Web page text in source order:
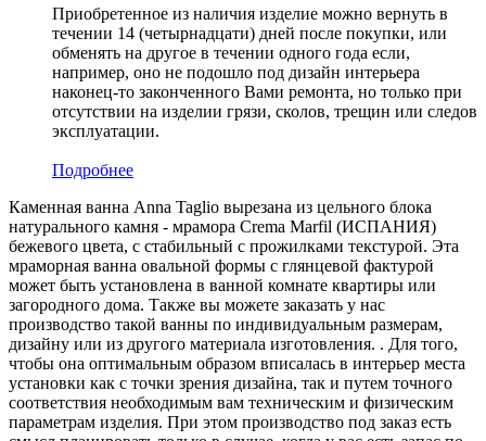
Приобретенное из наличия изделие можно вернуть в
течении 14 (четырнадцати) дней после покупки, или
обменять на другое в течении одного года если,
например, оно не подошло под дизайн интерьера
наконец-то законченного Вами ремонта, но только при
отсутствии на изделии грязи, сколов, трещин или следов
эксплуатации.
Подробнее
Каменная ванна Anna Taglio вырезана из цельного блока
натурального камня - мрамора Crema Marfil (ИСПАНИЯ)
бежевого цвета, c стабильный с прожилками текстурой. Эта
мраморная ванна овальной формы с глянцевой фактурой
может быть установлена в ванной комнате квартиры или
загородного дома. Также вы можете заказать у нас
производство такой ванны по индивидуальным размерам,
дизайну или из другого материала изготовления. . Для того,
чтобы она оптимальным образом вписалась в интерьер места
установки как с точки зрения дизайна, так и путем точного
соответствия необходимым вам техническим и физическим
параметрам изделия. При этом производство под заказ есть